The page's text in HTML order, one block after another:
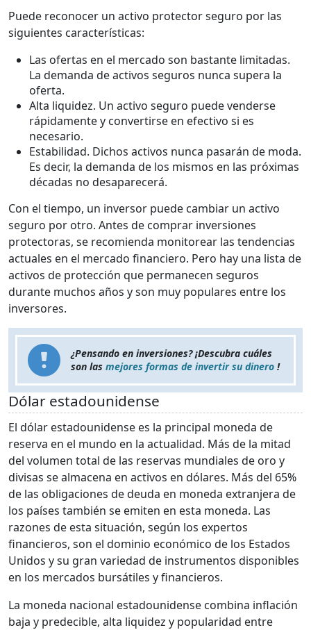
Puede reconocer un activo protector seguro por las
siguientes características:
Las ofertas en el mercado son bastante limitadas.
La demanda de activos seguros nunca supera la
oferta.
Alta liquidez. Un activo seguro puede venderse
rápidamente y convertirse en efectivo si es
necesario.
Estabilidad. Dichos activos nunca pasarán de moda.
Es decir, la demanda de los mismos en las próximas
décadas no desaparecerá.
Con el tiempo, un inversor puede cambiar un activo
seguro por otro. Antes de comprar inversiones
protectoras, se recomienda monitorear las tendencias
actuales en el mercado financiero. Pero hay una lista de
activos de protección que permanecen seguros
durante muchos años y son muy populares entre los
inversores.
¿Pensando en inversiones? ¡Descubra cuáles
son las mejores formas de invertir su dinero !
Dólar estadounidense
El dólar estadounidense es la principal moneda de
reserva en el mundo en la actualidad. Más de la mitad
del volumen total de las reservas mundiales de oro y
divisas se almacena en activos en dólares. Más del 65%
de las obligaciones de deuda en moneda extranjera de
los países también se emiten en esta moneda. Las
razones de esta situación, según los expertos
financieros, son el dominio económico de los Estados
Unidos y su gran variedad de instrumentos disponibles
en los mercados bursátiles y financieros.
La moneda nacional estadounidense combina inflación
baja y predecible, alta liquidez y popularidad entre